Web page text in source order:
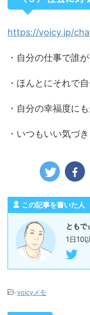
https://voicy.jp/
・自分の仕事で誰
・ほんとにそれで
・自分の幸福度に
・いつもいい気づ
この記事を書いた人
ともで
1日10
-voicyメモ